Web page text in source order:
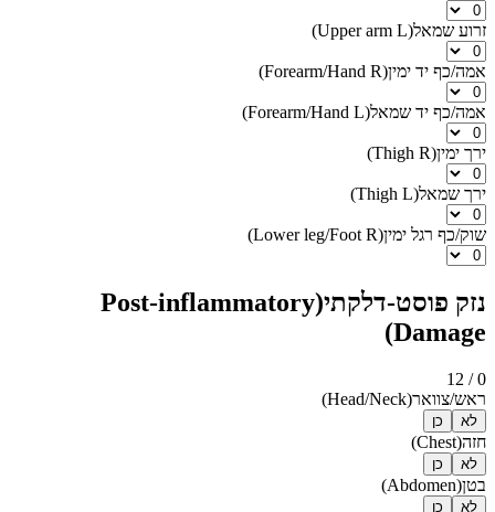
זרוע שמאל(
Upper arm L
)
אמה/כף יד ימין(
Forearm/Hand R
)
אמה/כף יד שמאל(
Forearm/Hand L
)
ירך ימין(
Thigh R
)
ירך שמאל(
Thigh L
)
שוק/כף רגל ימין(
Lower leg/Foot R
)
נזק פוסט-דלקתי (Post-inflammatory
Damage)
0
/ 12
ראש/צוואר(
Head/Neck
)
לא כן
חזה(
Chest
)
לא כן
בטן(
Abdomen
)
לא כן